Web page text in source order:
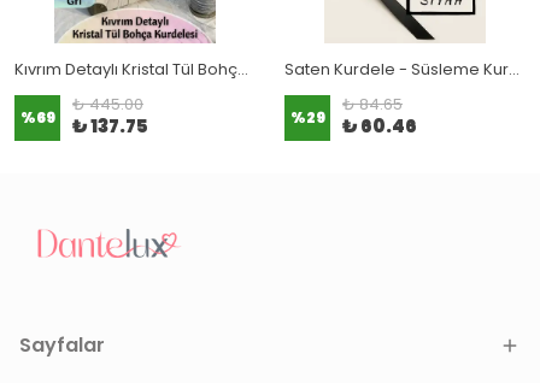
Kıvrım Detaylı Kristal Tül Bohça Kurdelesi (5 Parça - 10 Metre) Gri
%69
₺ 445.00
₺ 137.75
Saten Kurdele - Süsleme Kurdelesi - Bohça Kurdelesi 10 Metre
%29
₺ 84.65
₺ 60.46
Sayfalar